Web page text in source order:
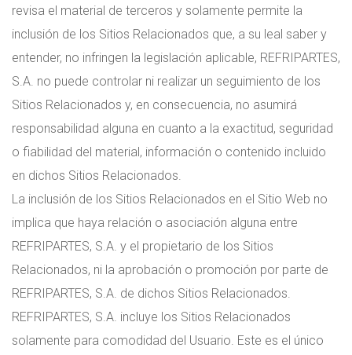
revisa el material de terceros y solamente permite la
inclusión de los Sitios Relacionados que, a su leal saber y
entender, no infringen la legislación aplicable, REFRIPARTES,
S.A. no puede controlar ni realizar un seguimiento de los
Sitios Relacionados y, en consecuencia, no asumirá
responsabilidad alguna en cuanto a la exactitud, seguridad
o fiabilidad del material, información o contenido incluido
en dichos Sitios Relacionados.
La inclusión de los Sitios Relacionados en el Sitio Web no
implica que haya relación o asociación alguna entre
REFRIPARTES, S.A. y el propietario de los Sitios
Relacionados, ni la aprobación o promoción por parte de
REFRIPARTES, S.A. de dichos Sitios Relacionados.
REFRIPARTES, S.A. incluye los Sitios Relacionados
solamente para comodidad del Usuario. Este es el único